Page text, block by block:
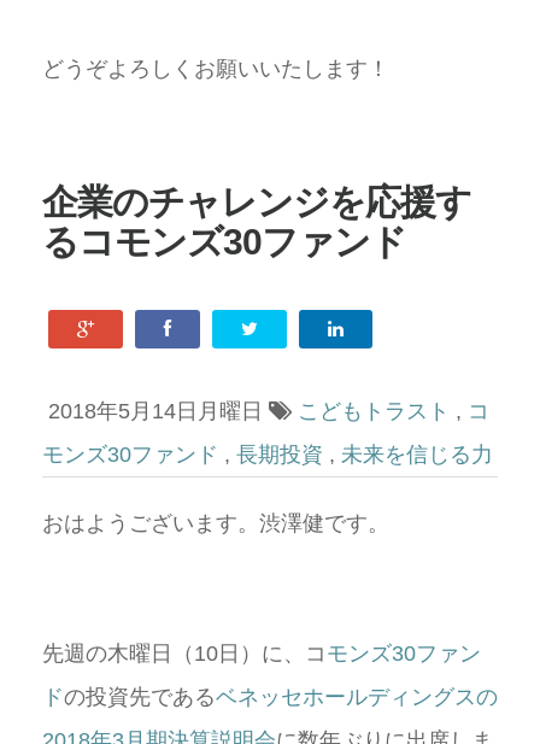
どうぞよろしくお願いいたします！
企業のチャレンジを応援す
るコモンズ30ファンド
2018年5月14日月曜日 こどもトラスト , コ
モンズ30ファンド , 長期投資 , 未来を信じる力
おはようございます。渋澤健です。
先週の木曜日（10日）に、コ モンズ30ファン
ドの投資先であるベネッセホールディングスの